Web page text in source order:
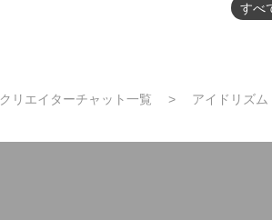
すべ
クリエイターチャット一覧 アイドリズ